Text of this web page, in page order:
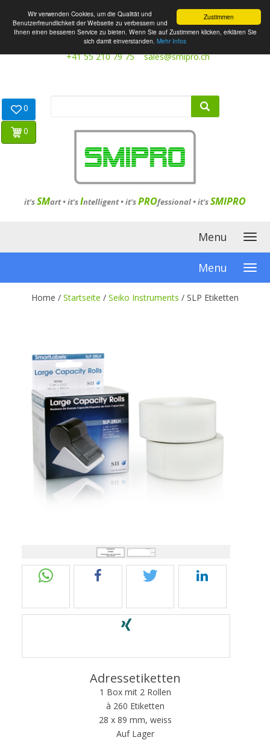
Zustimmen
Wir verwenden Cookies, um die Qualität und
Benutzerfreundlichkeit der Webseite zu verbessern und
Ihnen einen besseren Service zu bieten. Wenn Sie auf Zustimmen klicken, erklären Sie
sich damit einverstanden. Mehr Infos
+41 55 210 79 75 sales@smipro.ch
it'sSMart •it'sIntelligent•it'sPROfessional •it'sSMIPRO
0
0
Menu
Menu
Home / Startseite / Seiko Instruments / SLP Etiketten
Adressetiketten
1 Box mit 2 Rollen
à 260 Etiketten
28 x 89 mm, weiss
Auf Lager